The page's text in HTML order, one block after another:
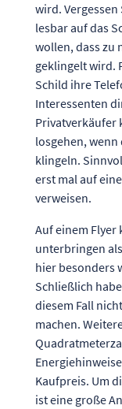
wird.
lesbar auf das
wollen, dass zu
geklingelt wird.
Schild ihre
Interessenten
Privatverkäufer
losgehen,
klingeln.
erst mal auf
verweisen.
Auf einem
unterbringen
hier besonders
Schließlich
diesem Fall
machen.
Kaufpreis. Um
ist eine große